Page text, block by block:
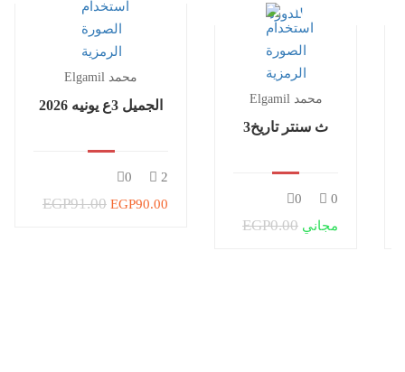
Elgamil محمد
الجميل 3ع يونيه 2026
2
0
EGP91.00 EGP90.00
Elgamil محمد
3ث سنتر تاريخ
0
0
EGP0.00 مجاني